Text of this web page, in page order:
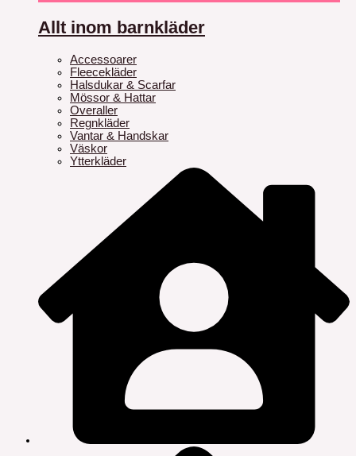
Allt inom barnkläder
Accessoarer
Fleecekläder
Halsdukar & Scarfar
Mössor & Hattar
Overaller
Regnkläder
Vantar & Handskar
Väskor
Ytterkläder